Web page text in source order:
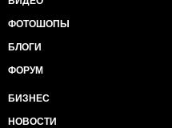
ФОТОШОПЫ
БЛОГИ
ФОРУМ
БИЗНЕС
НОВОСТИ